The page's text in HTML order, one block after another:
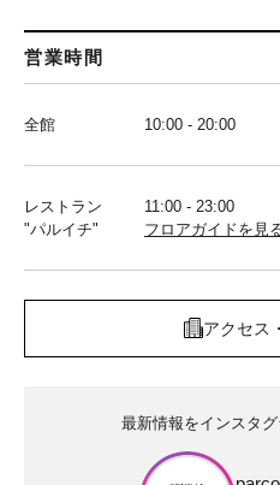
営業時間
全館 10:00 - 20:00
レストラン
"パルイチ"
11:00 - 23:00
フロアガイドを見
アクセス
最新情報をインスタ